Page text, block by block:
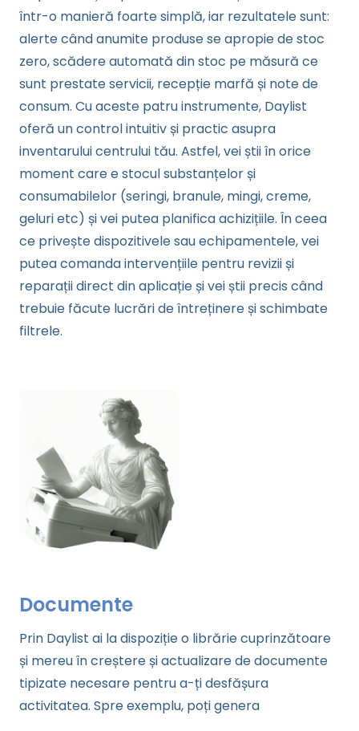
într-o manieră foarte simplă, iar rezultatele sunt:
alerte când anumite produse se apropie de stoc
zero, scădere automată din stoc pe măsură ce
sunt prestate servicii, recepție marfă și note de
consum. Cu aceste patru instrumente, Daylist
oferă un control intuitiv și practic asupra
inventarului centrului tău. Astfel, vei știi în orice
moment care e stocul substanțelor și
consumabilelor (seringi, branule, mingi, creme,
geluri etc) și vei putea planifica achizițiile. În ceea
ce privește dispozitivele sau echipamentele, vei
putea comanda intervențiile pentru revizii și
reparații direct din aplicație și vei știi precis când
trebuie făcute lucrări de întreținere și schimbate
filtrele.
Documente
Prin Daylist ai la dispoziție o librărie cuprinzătoare
și mereu în creștere și actualizare de documente
tipizate necesare pentru a-ți desfășura
activitatea. Spre exemplu, poți genera